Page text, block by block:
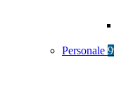
Personale